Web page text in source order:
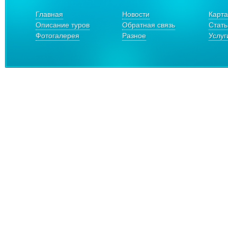
Главная Новости
Описание туров
Обратная связь
Фотогалерея
Разное